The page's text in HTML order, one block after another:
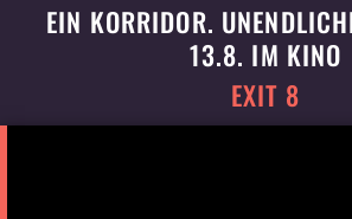
EIN KORRIDOR.
13.8. IM KINO
EXIT 8